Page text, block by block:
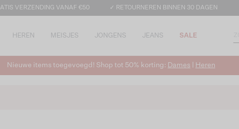
VERZENDING VANAF €50 ✓ RETOURNEREN BINNEN 30 DAGEN
HEREN MEISJES JONGENS JEANS SALE
Nieuwe items toegevoegd! Shop tot 50% korting: Dames Heren